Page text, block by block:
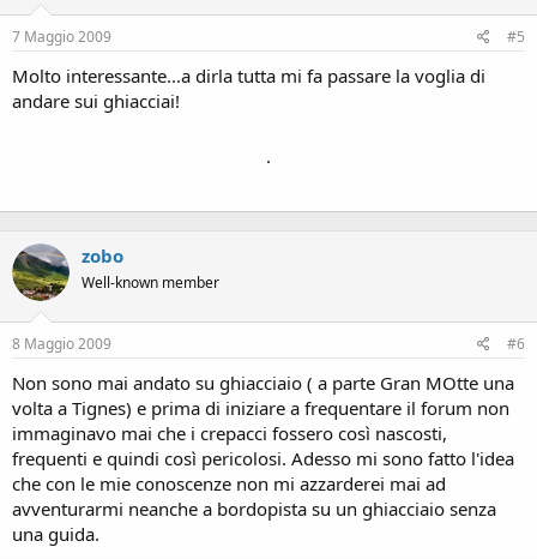
7 Maggio 2009 #5
Molto interessante...a dirla tutta mi fa passare la voglia di
andare sui ghiacciai!
.
zobo
Well-known member
8 Maggio 2009 #6
Non sono mai andato su ghiacciaio ( a parte Gran MOtte una
volta a Tignes) e prima di iniziare a frequentare il forum non
immaginavo mai che i crepacci fossero così nascosti,
frequenti e quindi così pericolosi. Adesso mi sono fatto l'idea
che con le mie conoscenze non mi azzarderei mai ad
avventurarmi neanche a bordopista su un ghiacciaio senza
una guida.